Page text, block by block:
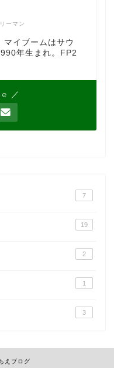
ーマン
マイブームはサウ
年生まれ。FP2
／
7
19
2
1
3
えブログ